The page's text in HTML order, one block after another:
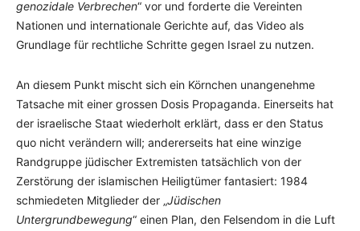
genozidale Verbrechen“ vor und forderte die Vereinten
Nationen und internationale Gerichte auf, das Video als
Grundlage für rechtliche Schritte gegen Israel zu nutzen.
An diesem Punkt mischt sich ein Körnchen unangenehme
Tatsache mit einer grossen Dosis Propaganda. Einerseits hat
der israelische Staat wiederholt erklärt, dass er den Status
quo nicht verändern will; andererseits hat eine winzige
Randgruppe jüdischer Extremisten tatsächlich von der
Zerstörung der islamischen Heiligtümer fantasiert: 1984
schmiedeten Mitglieder der „Jüdischen
Untergrundbewegung“ einen Plan, den Felsendom in die Luft